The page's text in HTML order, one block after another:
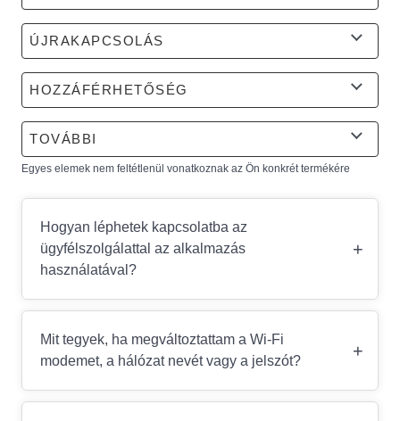
ÚJRAKAPCSOLÁS
HOZZÁFÉRHETŐSÉG
TOVÁBBI
Egyes elemek nem feltétlenül vonatkoznak az Ön konkrét termékére
Hogyan léphetek kapcsolatba az
ügyfélszolgálattal az alkalmazás
használatával?
+
Mit tegyek, ha megváltoztattam a Wi-Fi
modemet, a hálózat nevét vagy a jelszót?
+